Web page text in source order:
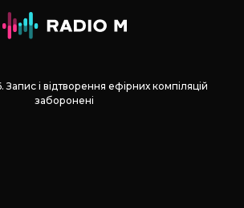
і відтворення ефірних компіляцій
заборонені